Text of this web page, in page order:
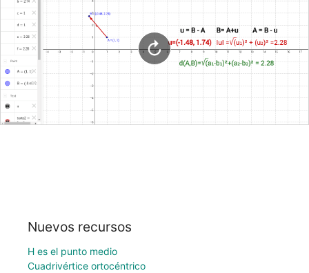
Nuevos recursos
H es el punto medio
Cuadrivértice ortocéntrico